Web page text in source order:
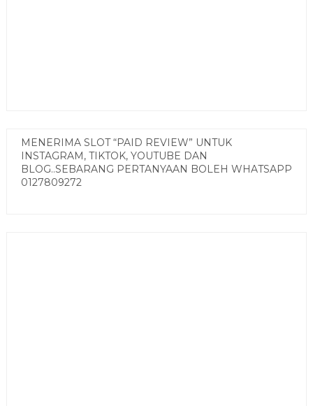
MENERIMA SLOT “PAID REVIEW” UNTUK
INSTAGRAM, TIKTOK, YOUTUBE DAN
BLOG..SEBARANG PERTANYAAN BOLEH WHATSAPP
0127809272